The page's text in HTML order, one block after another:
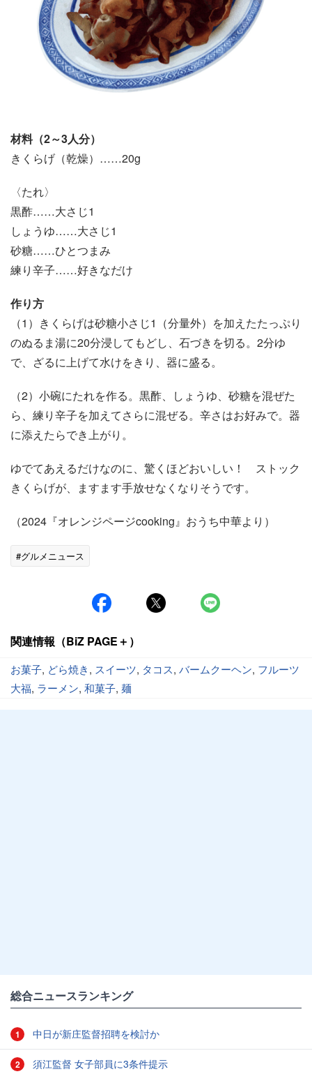
材料（2～3人分）
きくらげ（乾燥）……20g
〈たれ〉
黒酢……大さじ1
しょうゆ……大さじ1
砂糖……ひとつまみ
練り辛子……好きなだけ
作り方
（1）きくらげは砂糖小さじ1（分量外）を加えたたっぷり
のぬるま湯に20分浸してもどし、石づきを切る。2分ゆ
で、ざるに上げて水けをきり、器に盛る。
（2）小碗にたれを作る。黒酢、しょうゆ、砂糖を混ぜた
ら、練り辛子を加えてさらに混ぜる。辛さはお好みで。器
に添えたらでき上がり。
ゆでてあえるだけなのに、驚くほどおいしい！ ストック
きくらげが、ますます手放せなくなりそうです。
（2024『オレンジページcooking』おうち中華より）
#グルメニュース
関連情報（BiZ PAGE＋）
お菓子, どら焼き, スイーツ, タコス, バームクーヘン, フルーツ
大福, ラーメン, 和菓子, 麺
総合ニュースランキング
1 中日が新庄監督招聘を検討か
2 須江監督 女子部員に3条件提示